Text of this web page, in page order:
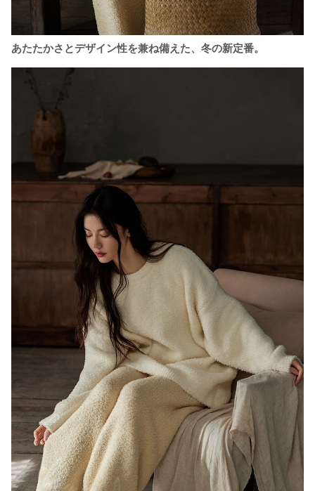
あたたかさとデザイン性を兼ね備えた、冬の新定番。